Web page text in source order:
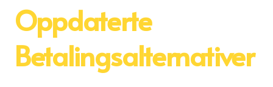
Oppdaterte
Betalingsalternativer